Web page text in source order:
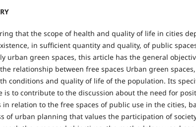
that the scope of health and quality of life in cities
in sufficient quantity and quality, of public
urban green spaces, this article has the general
relationship between free spaces Urban green
conditions and quality of life of the population. Its
is to contribute to the discussion about the need for
in relation to the free spaces of public use in the cities,
of urban planning that values the participation of